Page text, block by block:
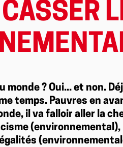
monde ? Oui... et non.
temps. Pauvres en
il va falloir aller la
(environnemental),